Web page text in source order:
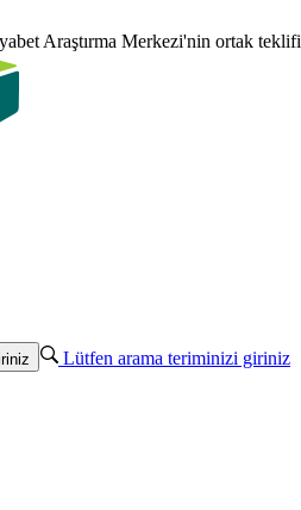
Araştırma Merkezi'nin ortak teklifi
Lütfen arama teriminizi giriniz